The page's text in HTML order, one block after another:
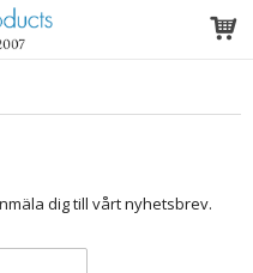
dig till vårt nyhetsbrev.